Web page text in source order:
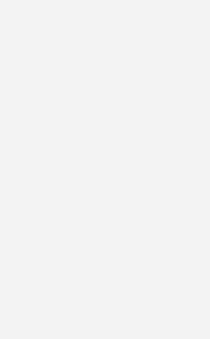
gut vertreten waren.
farbenreiche Geschichte
Isvea Bagno aus Italien. WCs,
und Urinale wurden außer in den
Steingrau, Nerz und Weiß auch in
Burgund, Mint, Lachs und
Und zwar auf so großer Fläche,
schnellen Messerundgang im
war. Für deutsche Augen war es ein
das zum Nachdenken über die
Wer hier keine Akzentfarbe findet,
oder?